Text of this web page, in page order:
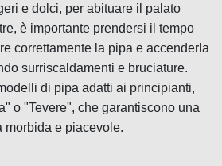
e dolci, per abituare il palato
è importante prendersi il tempo
correttamente la pipa e accenderla
surriscaldamenti e bruciature.
di pipa adatti ai principianti,
o "Tevere", che garantiscono una
morbida e piacevole.